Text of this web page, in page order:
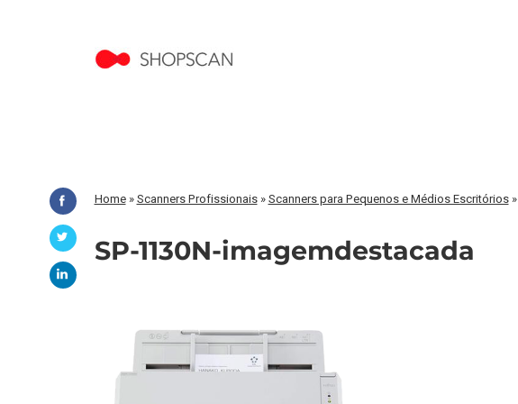
Home»Scanners Profissionais»Scanners para Pequenos e Médios Escritórios»
SP-1130N-imagemdestacada